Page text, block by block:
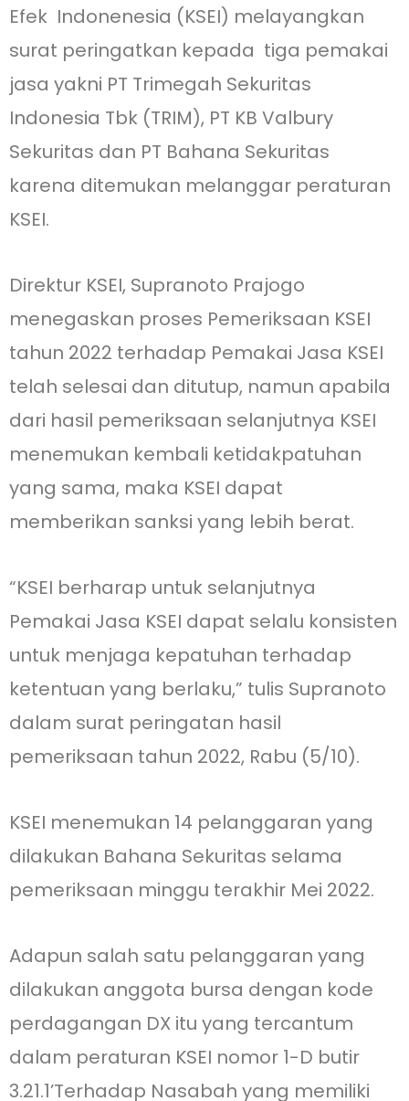
Efek Indonenesia (KSEI) melayangkan
surat peringatkan kepada tiga pemakai
jasa yakni PT Trimegah Sekuritas
Indonesia Tbk (TRIM), PT KB Valbury
Sekuritas dan PT Bahana Sekuritas
karena ditemukan melanggar peraturan
KSEI.
Direktur KSEI, Supranoto Prajogo
menegaskan proses Pemeriksaan KSEI
tahun 2022 terhadap Pemakai Jasa KSEI
telah selesai dan ditutup, namun apabila
dari hasil pemeriksaan selanjutnya KSEI
menemukan kembali ketidakpatuhan
yang sama, maka KSEI dapat
memberikan sanksi yang lebih berat.
“KSEI berharap untuk selanjutnya
Pemakai Jasa KSEI dapat selalu konsisten
untuk menjaga kepatuhan terhadap
ketentuan yang berlaku,” tulis Supranoto
dalam surat peringatan hasil
pemeriksaan tahun 2022, Rabu (5/10).
KSEI menemukan 14 pelanggaran yang
dilakukan Bahana Sekuritas selama
pemeriksaan minggu terakhir Mei 2022.
Adapun salah satu pelanggaran yang
dilakukan anggota bursa dengan kode
perdagangan DX itu yang tercantum
dalam peraturan KSEI nomor 1-D butir
3.21.1’Terhadap Nasabah yang memiliki